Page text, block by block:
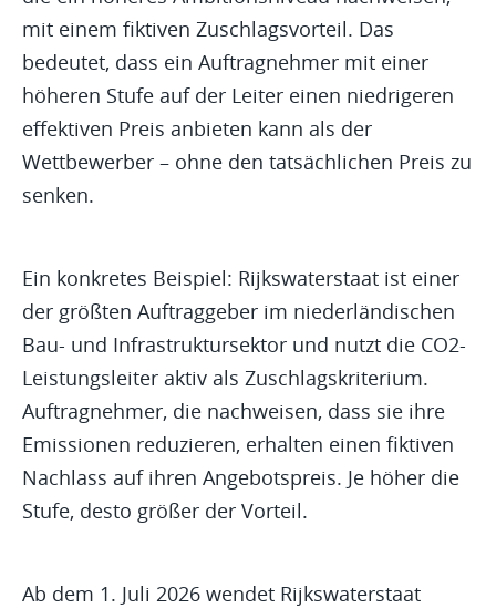
mit einem fiktiven Zuschlagsvorteil. Das
bedeutet, dass ein Auftragnehmer mit einer
höheren Stufe auf der Leiter einen niedrigeren
effektiven Preis anbieten kann als der
Wettbewerber – ohne den tatsächlichen Preis zu
senken.
Ein konkretes Beispiel: Rijkswaterstaat ist einer
der größten Auftraggeber im niederländischen
Bau- und Infrastruktursektor und nutzt die CO2-
Leistungsleiter aktiv als Zuschlagskriterium.
Auftragnehmer, die nachweisen, dass sie ihre
Emissionen reduzieren, erhalten einen fiktiven
Nachlass auf ihren Angebotspreis. Je höher die
Stufe, desto größer der Vorteil.
Ab dem 1. Juli 2026 wendet Rijkswaterstaat